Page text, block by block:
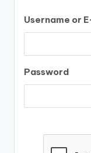
Username or
Password